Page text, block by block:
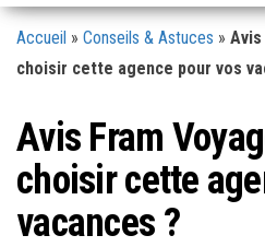
Accueil » Conseils & Astuces » Avis
choisir cette agence pour vos
Avis Fram
choisir cette
vacances ?